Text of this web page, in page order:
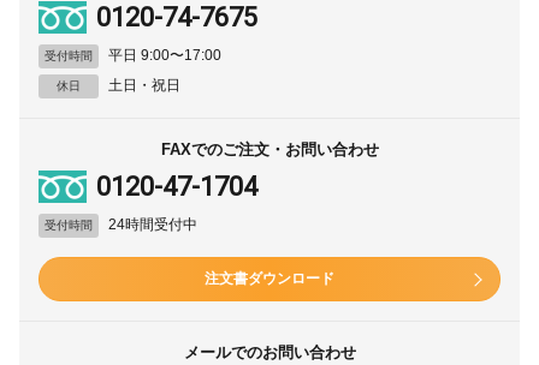
0120-74-7675
受付時間 平日 9:00〜17:00
休日 土日・祝日
FAXでのご注文・お問い合わせ
0120-47-1704
受付時間 24時間受付中
注文書ダウンロード
メールでのお問い合わせ